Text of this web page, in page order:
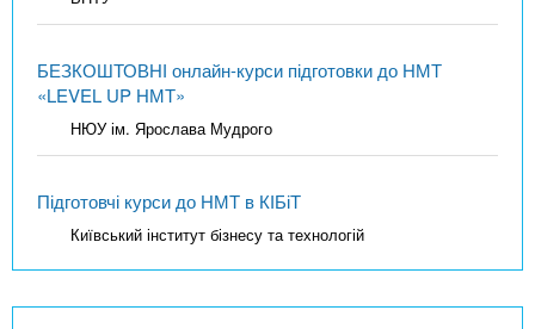
БЕЗКОШТОВНІ онлайн-курси підготовки до НМТ
«LEVEL UP НМТ»
НЮУ ім. Ярослава Мудрого
Підготовчі курси до НМТ в КІБіТ
Київський інститут бізнесу та технологій